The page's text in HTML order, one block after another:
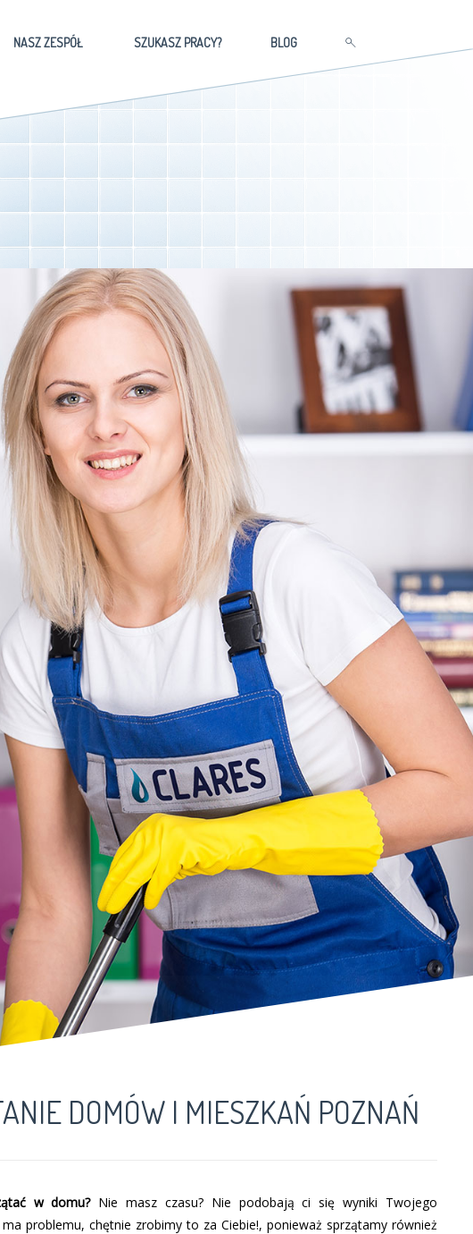
NASZ ZESPÓŁ SZUKASZ PRACY? BLOG
DOMÓW I MIESZKAŃ POZNAŃ
w domu? Nie masz czasu? Nie podobają ci się wyniki Twojego
ma problemu, chętnie zrobimy to za Ciebie!, ponieważ sprzątamy również